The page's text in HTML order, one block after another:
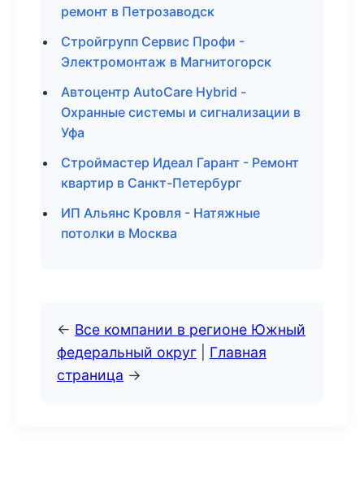
ремонт в Петрозаводск
Стройгрупп Сервис Профи -
Электромонтаж в Магнитогорск
Автоцентр AutoCare Hybrid -
Охранные системы и сигнализации в
Уфа
Строймастер Идеал Гарант - Ремонт
квартир в Санкт-Петербург
ИП Альянс Кровля - Натяжные
потолки в Москва
← Все компании в регионе Южный
федеральный округ
Главная
страница →